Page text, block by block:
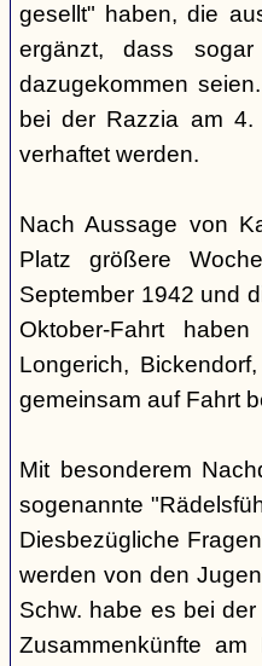
gesellt" haben, die
ergänzt, dass
dazugekommen
bei der Razzia am 4.
verhaftet werden.
Nach Aussage von
Platz größere
September 1942 und
Oktober-Fahrt
Longerich,
gemeinsam auf Fahrt
Mit besonderem
sogenannte
Diesbezügliche
werden von den
Schw. habe es bei
Zusammenkünfte